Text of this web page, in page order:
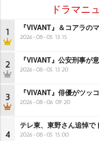
ドラマニ
1 『VIVANT』＆コアラの
2026-08-05 13:15
2 『VIVANT』公安刑事が
2026-08-05 13:20
3 『VIVANT』俳優がツッ
2026-08-06 09:20
4
テレ東、東野さん追悼で
2026-08-05 15:00